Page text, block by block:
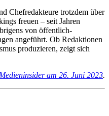
Chefredakteure trotzdem über
freuen – seit Jahren
von öffentlich-
angeführt. Ob Redaktionen
produzieren, zeigt sich
am 26. Juni 2023.